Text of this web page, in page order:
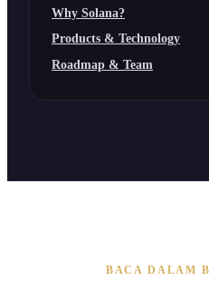
Why Solana?
Products & Technology
Roadmap & Team
BACA DALAM